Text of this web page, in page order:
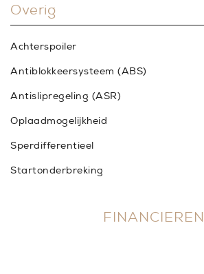
Overig
Achterspoiler
Antiblokkeersysteem (ABS)
Antislipregeling (ASR)
Oplaadmogelijkheid
Sperdifferentieel
Startonderbreking
FINANCIEREN